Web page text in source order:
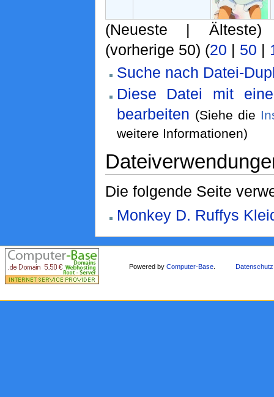
(Neueste |
(vorherige 50) (20 | 50 |
Suche nach Datei-
Diese Datei mit
bearbeiten (Siehe die
weitere Informationen)
Die folgende Seite
Monkey D. Ruffys
Powered byComputer-Base Datenschutz